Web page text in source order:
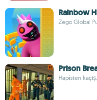
Rainbow
Zego Global
Prison
Hapisten